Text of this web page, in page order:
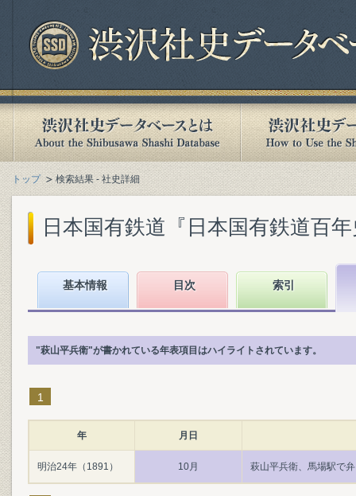
トップ 検索結果 - 社史詳細
日本国有鉄道『日本国有鉄道百
基本情報 目次 索引
"萩山平兵衛"が書かれている年表項目はハイライトされています。
1
年 月日
明治24年（1891） 10月 萩山平兵衛、馬場駅で